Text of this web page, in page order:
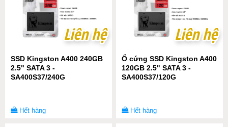
Liên hệ
Liên hệ
SSD Kingston A400 240GB
2.5" SATA 3 -
SA400S37/240G
Hết hàng
Liên hệ
Liên hệ
Ổ cứng SSD Kingston A400
120GB 2.5" SATA 3 -
SA400S37/120G
Hết hàng